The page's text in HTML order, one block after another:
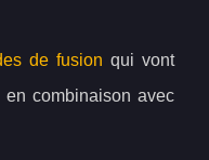
de fusion qui vont
combinaison avec